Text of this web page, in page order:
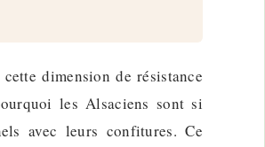
dimension de résistance
les Alsaciens sont si
avec leurs confitures. Ce